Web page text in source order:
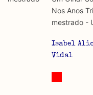
académicos.
A lista procura
produzidos até
discurso e uso da
uma censura que é
constitutiva do
Regulatória e
Tipo
Nos Anos
mestrado -
Isabel
Vidal